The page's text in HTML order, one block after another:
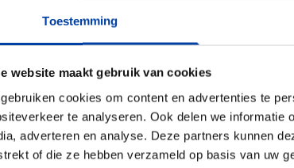
Toestemming
website maakt gebruik van cookies
cookies om content en advertenties te
te analyseren. Ook delen we
adverteren en analyse. Deze partners kunnen
of die ze hebben verzameld op basis van uw
2917
IMPRESSION
ABS, Rubber
21.5 cm x 5.5 cm x 0.9 cm (l x b x h)